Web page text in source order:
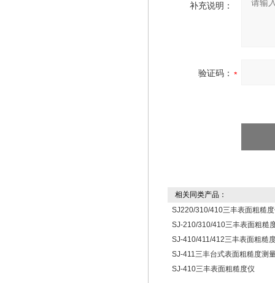
补充说明：
验证码：
相关同类产品：
SJ220/310/410三丰表面粗糙
SJ-210/310/410三丰表面粗糙
SJ-410/411/412三丰表面粗糙
SJ-411三丰台式表面粗糙度测
SJ-410三丰表面粗糙度仪